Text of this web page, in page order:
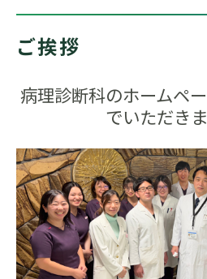
ご挨拶
病理診断科のホームペ
でいただきま